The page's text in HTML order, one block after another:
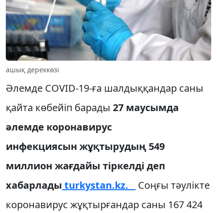
ашық дереккөзі
Әлемде COVID-19-ға шалдыққандар саны
қайта көбейіп барады 27 маусымда
әлемде коронавирус
инфекциясын жұқтырудың 549
миллион жағдайы тіркелді деп
хабарлады turkystan.kz.
Соңғы тәулікте
коронавирус жұқтырғандар саны 167 424